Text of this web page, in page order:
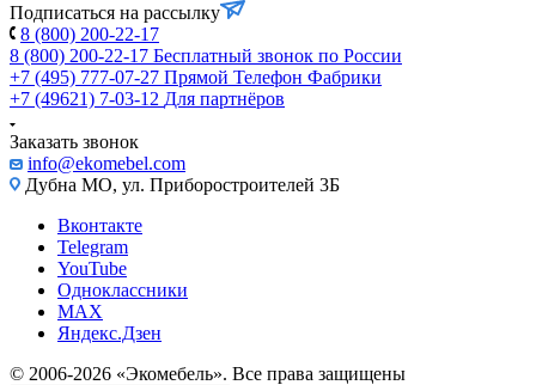
Подписаться на рассылку
8 (800) 200-22-17
8 (800) 200-22-17 Бесплатный звонок по России
+7 (495) 777-07-27 Прямой Телефон Фабрики
+7 (49621) 7-03-12 Для партнёров
Заказать звонок
info@ekomebel.com
Дубна МО, ул. Приборостроителей 3Б
Вконтакте
Telegram
YouTube
Одноклассники
MAX
Яндекс.Дзен
© 2006-2026 «Экомебель». Все права защищены